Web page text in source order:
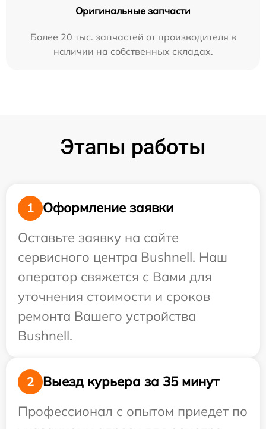
Оригинальные запчасти
Более 20 тыс. запчастей от производителя в
наличии на собственных складах.
Этапы работы
1
Оформление заявки
Оставьте заявку на сайте
сервисного центра Bushnell. Наш
оператор свяжется с Вами для
уточнения стоимости и сроков
ремонта Вашего устройства
Bushnell.
2
Выезд курьера за 35 минут
Профессионал с опытом приедет по